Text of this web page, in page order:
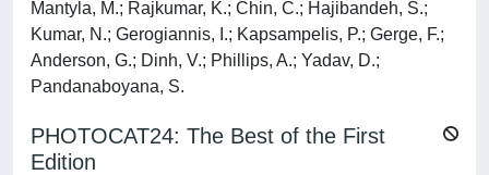
Mantyla, M.; Rajkumar, K.; Chin, C.; Hajibandeh, S.;
Kumar, N.; Gerogiannis, I.; Kapsampelis, P.; Gerge, F.;
Anderson, G.; Dinh, V.; Phillips, A.; Yadav, D.;
Pandanaboyana, S.
PHOTOCAT24: The Best of the First
Edition